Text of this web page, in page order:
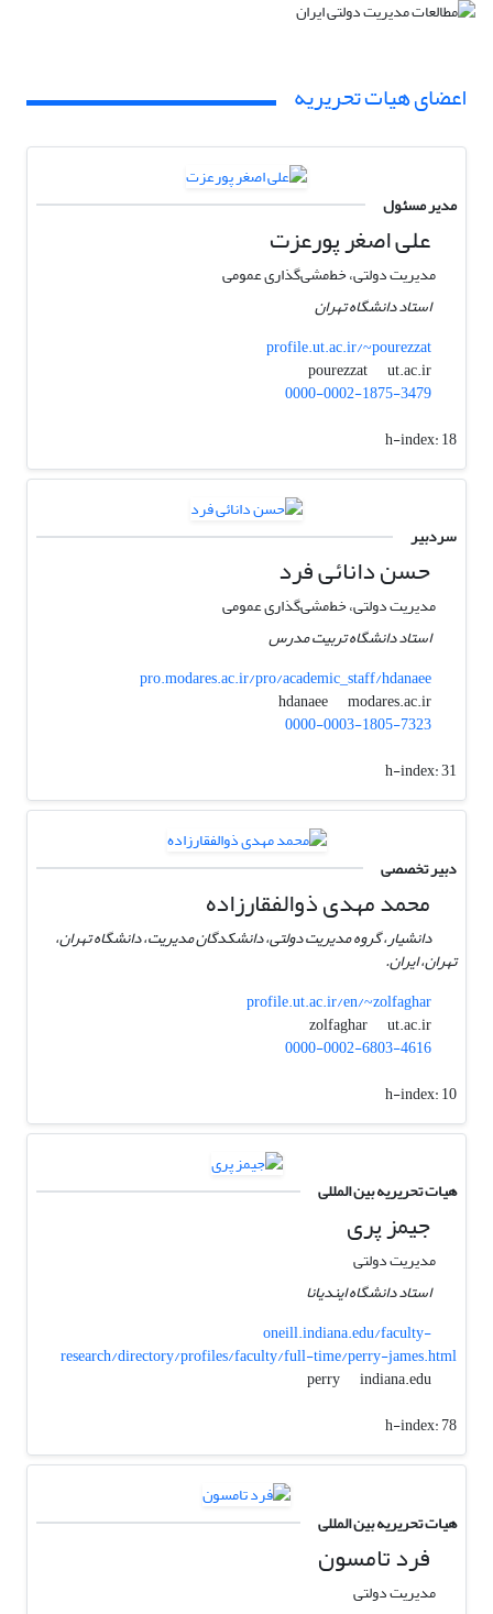
اعضای هیات تحریریه
مدیر مسئول
علی اصغر پورعزت
مدیریت دولتی، خط‌مشی‌گذاری عمومی
استاد دانشگاه تهران
profile.ut.ac.ir/~pourezzat
pourezzat
ut.ac.ir
0000-0002-1875-3479
h-index:18
سردبیر
حسن دانائی فرد
مدیریت دولتی، خط‌مشی‌گذاری عمومی
استاد دانشگاه تربیت مدرس
pro.modares.ac.ir/pro/academic_staff/hdanaee
hdanaee
modares.ac.ir
0000-0003-1805-7323
h-index:31
دبیر تخصصی
محمد مهدی ذوالفقارزاده
دانشیار، گروه مدیریت دولتی، دانشکدگان مدیریت، دانشگاه تهران،
تهران، ایران.
profile.ut.ac.ir/en/~zolfaghar
zolfaghar
ut.ac.ir
0000-0002-6803-4616
h-index:10
هیات تحریریه بین المللی
جیمز پری
مدیریت دولتی
استاد دانشگاه ایندیانا
oneill.indiana.edu/faculty-
research/directory/profiles/faculty/full-time/perry-james.html
perry
indiana.edu
h-index:78
هیات تحریریه بین المللی
فرد تامسون
مدیریت دولتی